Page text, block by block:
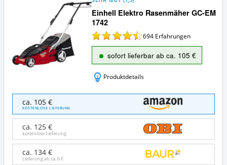
Einhell Elektro Rasenmäher GC-EM
1742
694 Erfahrungen
sofort lieferbar ab ca. 105 €
Produktdetails
Elektro
Rasenmäher
GC-
1742
Angebote:
ca. 105 €
KOSTENLOSE LIEFERUNG
ca. 125 €
kostenlose Lieferung
ca. 134 €
Lieferung ab ca.6 €